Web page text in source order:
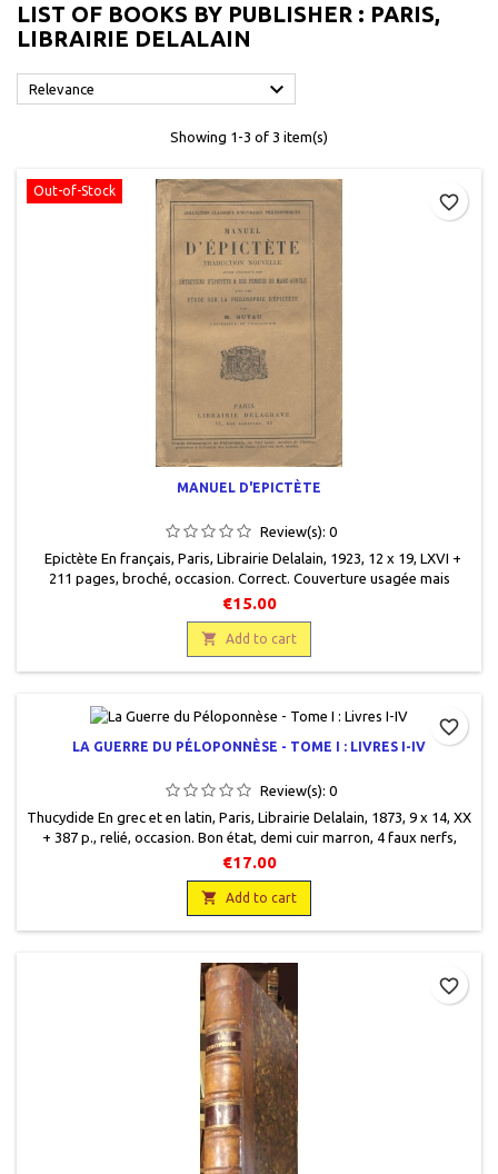
LIST OF BOOKS BY PUBLISHER : PARIS,
LIBRAIRIE DELALAIN
Relevance 
Showing 1-3 of 3 item(s)
Out-of-Stock
MANUEL D'EPICTÈTE
Review(s): 0
Epictète En français, Paris, Librairie Delalain, 1923, 12 x 19, LXVI +
211 pages, broché, occasion. Correct. Couverture usagée mais
encore solide. Dos frotté, papier fendu. Papier intérieur jauni. En
partie non coupé.
€15.00
 Add to cart
favorite_border
LA GUERRE DU PÉLOPONNÈSE - TOME I : LIVRES I-IV
Review(s): 0
Thucydide En grec et en latin, Paris, Librairie Delalain, 1873, 9 x 14, XX
+ 387 p., relié, occasion. Bon état, demi cuir marron, 4 faux nerfs,
pièce de titre rouge, titre gravé or sur le dos, plats cartonnés
€17.00
 Add to cart
favorite_border
favorite_border